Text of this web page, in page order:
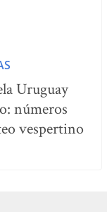
Uruguay
números
vespertino